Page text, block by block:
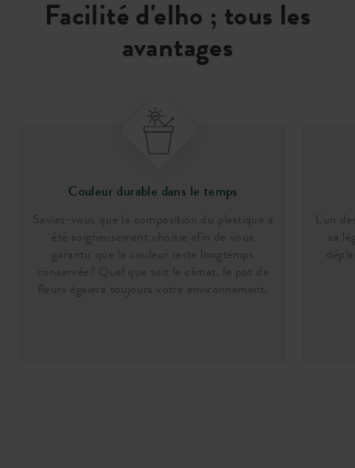
Facilité d'elho ; tous les
avantages
Couleur durable dans le temps
Saviez-vous que la composition du plastique a
été soigneusement choisie afin de vous
garantir que la couleur reste longtemps
conservée? Quel que soit le climat, le pot de
fleurs égaiera toujours votre environnement.
L'un
sa